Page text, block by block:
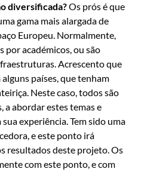
diversificada?Os prós é que
gama mais alargada de
Europeu. Normalmente,
por académicos, ou são
Acrescento que
países, que tenham
Neste caso, todos são
a abordar estes temas e
experiência. Tem sido uma
e este ponto irá
resultados deste projeto. Os
com este ponto, e com